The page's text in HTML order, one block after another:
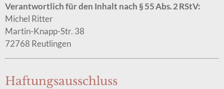
Verantwortlich für den Inhalt nach § 55 Abs. 2 RStV:
Michel Ritter
Martin-Knapp-Str. 38
72768 Reutlingen
Haftungsausschluss